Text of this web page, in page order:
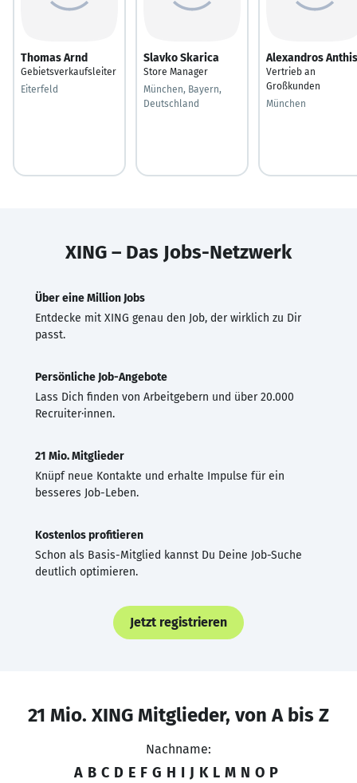
Thomas Arnd
Gebietsverkaufsleiter
Eiterfeld
Slavko Skarica
Store Manager
München, Bayern,
Deutschland
Alexandros Anthis
Vertrieb an
Großkunden
München
XING – Das Jobs-Netzwerk
Über eine Million Jobs
Entdecke mit XING genau den Job, der wirklich zu Dir
passt.
Persönliche Job-Angebote
Lass Dich finden von Arbeitgebern und über 20.000
Recruiter·innen.
21 Mio. Mitglieder
Knüpf neue Kontakte und erhalte Impulse für ein
besseres Job-Leben.
Kostenlos profitieren
Schon als Basis-Mitglied kannst Du Deine Job-Suche
deutlich optimieren.
Jetzt registrieren
21 Mio. XING Mitglieder, von A bis Z
Nachname:
A B C D E F G H I J K L M N O P